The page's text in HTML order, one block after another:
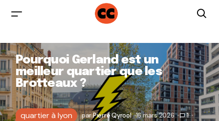
Pourquoi Gerland est un
meilleur quartier que les
Brotteaux ?
quartier à lyon parPierre Qyrool 16 mars 2026
1